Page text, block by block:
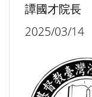
譚國才院長
2025/03/14